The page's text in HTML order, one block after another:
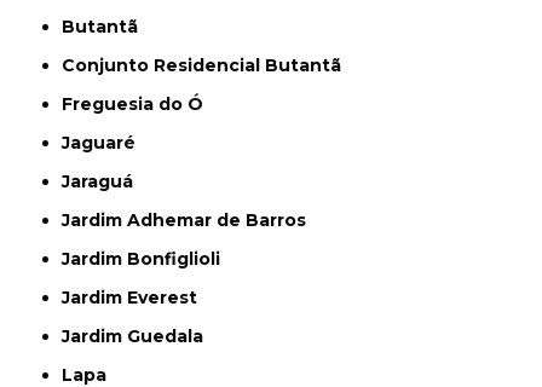
Butantã
Conjunto Residencial Butantã
Freguesia do Ó
Jaguaré
Jaraguá
Jardim Adhemar de Barros
Jardim Bonfiglioli
Jardim Everest
Jardim Guedala
Lapa